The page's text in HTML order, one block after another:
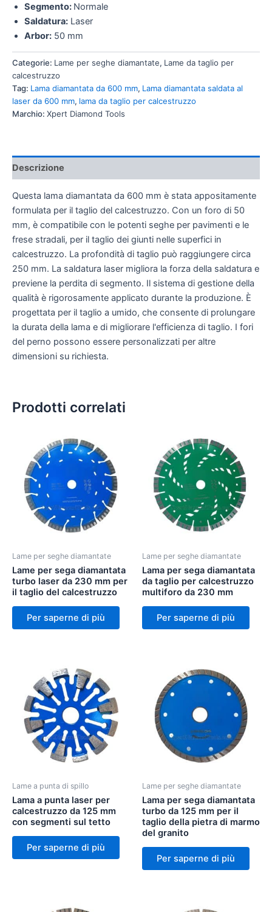
Segmento: Normale
Saldatura: Laser
Arbor: 50 mm
Categorie: Lame per seghe diamantate, Lame da taglio per
calcestruzzo
Tag: Lama diamantata da 600 mm, Lama diamantata saldata al
laser da 600 mm, lama da taglio per calcestruzzo
Marchio: Xpert Diamond Tools
Descrizione
Questa lama diamantata da 600 mm è stata appositamente
formulata per il taglio del calcestruzzo. Con un foro di 50
mm, è compatibile con le potenti seghe per pavimenti e le
frese stradali, per il taglio dei giunti nelle superfici in
calcestruzzo. La profondità di taglio può raggiungere circa
250 mm. La saldatura laser migliora la forza della saldatura e
previene la perdita di segmento. Il sistema di gestione della
qualità è rigorosamente applicato durante la produzione. È
progettata per il taglio a umido, che consente di prolungare
la durata della lama e di migliorare l'efficienza di taglio. I fori
del perno possono essere personalizzati per altre
dimensioni su richiesta.
Prodotti correlati
Lame per seghe diamantate
Lame per sega diamantata
turbo laser da 230 mm per
il taglio del calcestruzzo
Per saperne di più
Lame per seghe diamantate
Lama per sega diamantata
da taglio per calcestruzzo
multiforo da 230 mm
Per saperne di più
Lame a punta di spillo
Lama a punta laser per
calcestruzzo da 125 mm
con segmenti sul tetto
Per saperne di più
Lame per seghe diamantate
Lama per sega diamantata
turbo da 125 mm per il
taglio della pietra di marmo
del granito
Per saperne di più